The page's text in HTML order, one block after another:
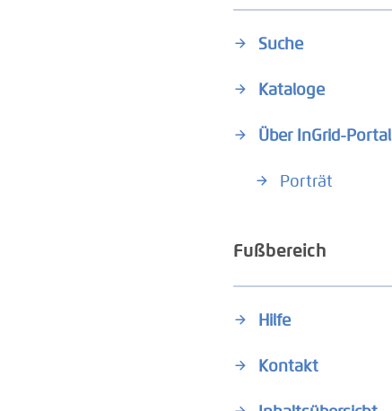
Suche
Kataloge
Über InGrid-Portal
Porträt
Fußbereich
Hilfe
Kontakt